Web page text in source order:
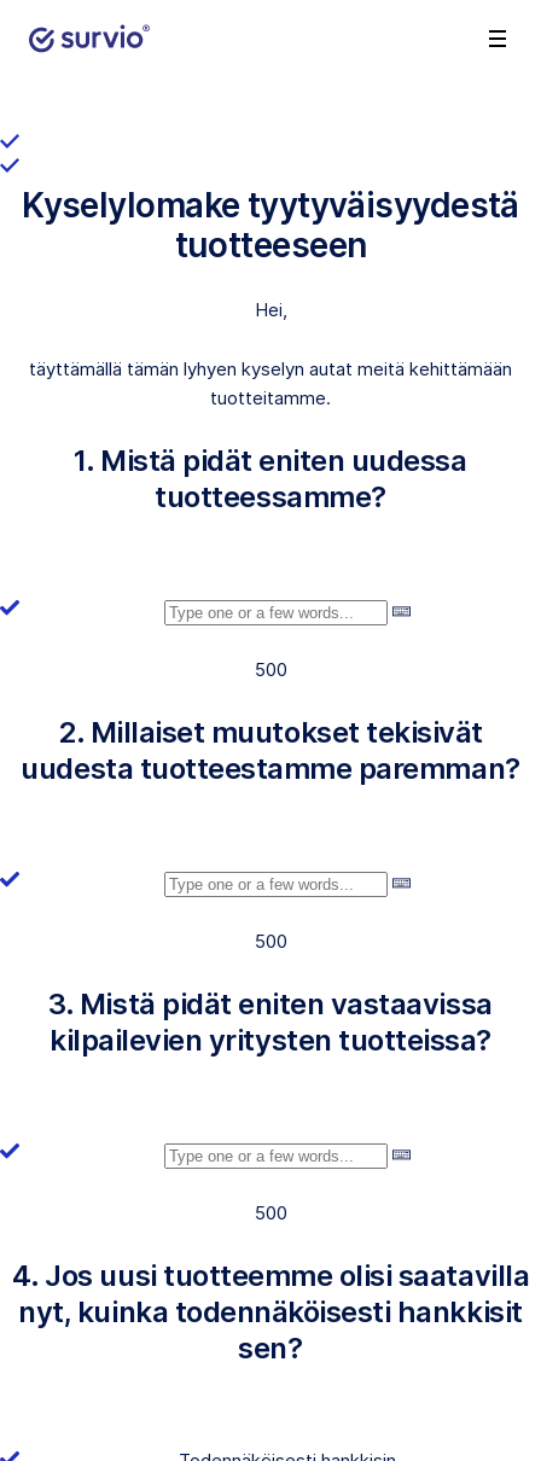
Kyselylomake tyytyväisyydestä
tuotteeseen
Hei,
täyttämällä tämän lyhyen kyselyn autat meitä kehittämään
tuotteitamme.
1. Mistä pidät eniten uudessa
tuotteessamme?
500
2. Millaiset muutokset tekisivät
uudesta tuotteestamme paremman?
500
3. Mistä pidät eniten vastaavissa
kilpailevien yritysten tuotteissa?
500
4. Jos uusi tuotteemme olisi saatavilla
nyt, kuinka todennäköisesti hankkisit
sen?